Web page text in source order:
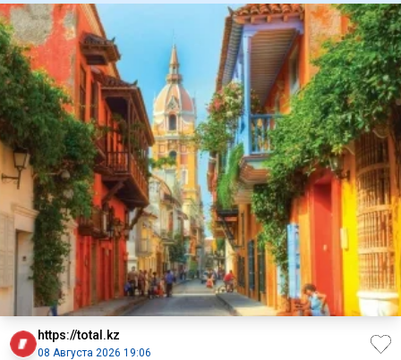
https://total.kz
08 Августа 2026 19:06